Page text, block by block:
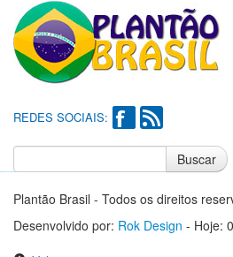
REDES SOCIAIS:
Buscar
Plantão Brasil - Todos os direitos
Desenvolvido por: Rok Design - Hoje: